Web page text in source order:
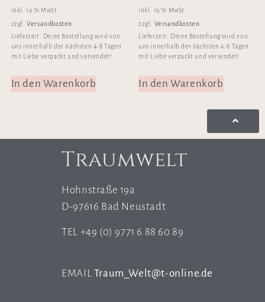
inkl. 19 % MwSt.
zzgl.Versandkosten
Lieferzeit: Deine Bestellung wird von
uns innerhalb der nächsten 4-8 Tagen
mit Liebe verpackt und versendet!
In den Warenkorb
inkl. 19 % MwSt.
zzgl. Versandkosten
Lieferzeit: Deine Bestellung wird von
uns innerhalb der nächsten 4-8 Tagen
mit Liebe verpackt und versendet!
In den Warenkorb
Traumwelt
Hohnstraße 19a
D-97616 Bad Neustadt
TEL +49 (0) 9771 6 88 60 89
EMAIL Traum_Welt@t-online.de